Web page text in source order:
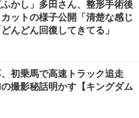
ふかし」多田さん、整形手術後
ットの様子公開「清楚な感じ
んどん回復してきてる」
初乗馬で高速トラック追走
撮影秘話明かす【キングダム